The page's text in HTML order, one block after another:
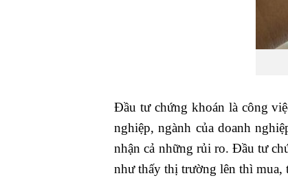
Đầu tư chứng khoán là công
nghiệp, ngành của doanh
nhận cả những rủi ro. Đầu tư
như thấy thị trường lên thì